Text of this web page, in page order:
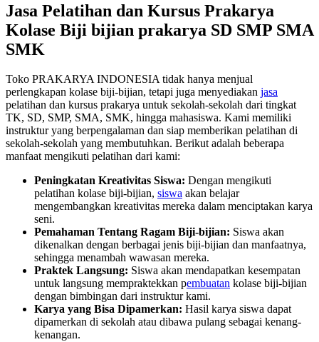
Jasa Pelatihan dan Kursus Prakarya
Kolase Biji bijian prakarya SD SMP SMA
SMK
Toko PRAKARYA INDONESIA tidak hanya menjual
perlengkapan kolase biji-bijian, tetapi juga menyediakan jasa
pelatihan dan kursus prakarya untuk sekolah-sekolah dari tingkat
TK, SD, SMP, SMA, SMK, hingga mahasiswa. Kami memiliki
instruktur yang berpengalaman dan siap memberikan pelatihan di
sekolah-sekolah yang membutuhkan. Berikut adalah beberapa
manfaat mengikuti pelatihan dari kami:
Peningkatan Kreativitas Siswa: Dengan mengikuti
pelatihan kolase biji-bijian, siswa akan belajar
mengembangkan kreativitas mereka dalam menciptakan karya
seni.
Pemahaman Tentang Ragam Biji-bijian: Siswa akan
dikenalkan dengan berbagai jenis biji-bijian dan manfaatnya,
sehingga menambah wawasan mereka.
Praktek Langsung: Siswa akan mendapatkan kesempatan
untuk langsung mempraktekkan pembuatan kolase biji-bijian
dengan bimbingan dari instruktur kami.
Karya yang Bisa Dipamerkan: Hasil karya siswa dapat
dipamerkan di sekolah atau dibawa pulang sebagai kenang-
kenangan.